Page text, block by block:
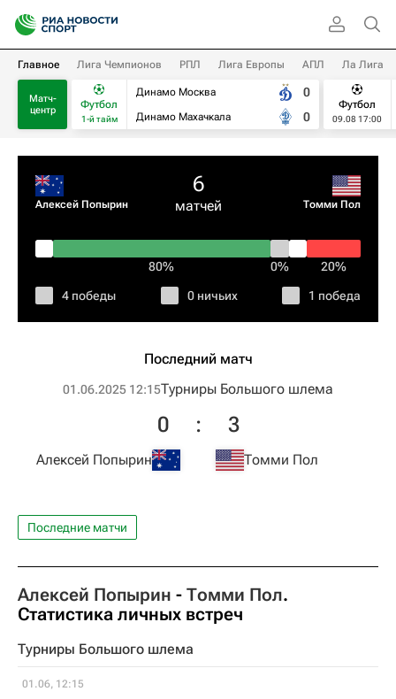
Главное Лига Чемпионов РПЛ Лига Европы АПЛ Ла Лига
Матч-
центр
Футбол
1-й тайм
Динамо Москва
Динамо Махачкала
0
0
Футбол
09.08 17:00
Алексей Попырин
6
матчей Томми Пол
80% 0% 20%
4 победы 0 ничьих 1 победа
Последний матч
01.06.2025 12:15Турниры Большого шлема
Алексей Попырин
0 : 3
Томми Пол
Последние матчи
Алексей Попырин - Томми Пол.
Статистика личных встреч
Турниры Большого шлема
01.06, 12:15